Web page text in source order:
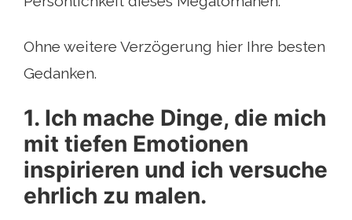
Ohne weitere Verzögerung hier Ihre besten
Gedanken.
1. Ich mache Dinge, die mich
mit tiefen Emotionen
inspirieren und ich versuche
ehrlich zu malen.